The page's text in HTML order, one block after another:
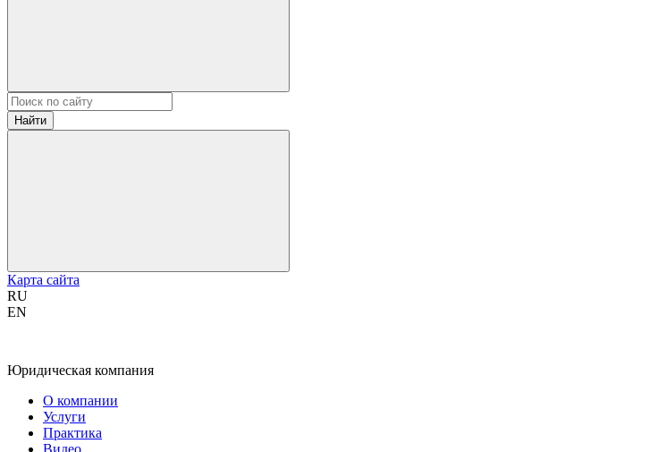
Найти
Карта сайта
RU
EN
Юридическая компания
О компании
Услуги
Практика
Видео